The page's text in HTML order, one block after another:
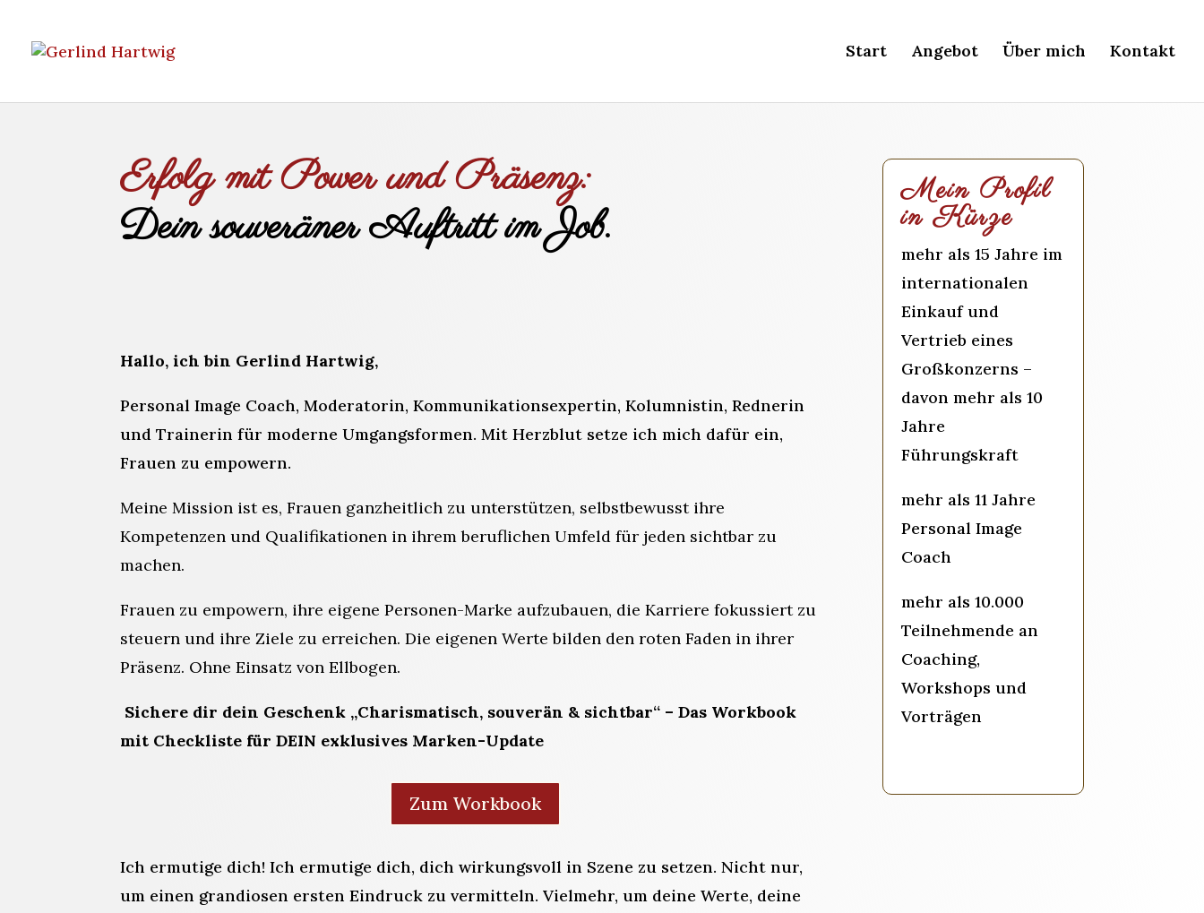
Start Angebot Über mich Kontakt
Erfolg mit Power und Präsenz:
Dein souveräner Auftritt im Job.
Hallo, ich bin Gerlind Hartwig,
Personal Image Coach, Moderatorin, Kommunikationsexpertin, Kolumnistin, Rednerin
und Trainerin für moderne Umgangsformen. Mit Herzblut setze ich mich dafür ein,
Frauen zu empowern.
Meine Mission ist es, Frauen ganzheitlich zu unterstützen, selbstbewusst ihre
Kompetenzen und Qualifikationen in ihrem beruflichen Umfeld für jeden sichtbar zu
machen.
Frauen zu empowern, ihre eigene Personen-Marke aufzubauen, die Karriere fokussiert zu
steuern und ihre Ziele zu erreichen. Die eigenen Werte bilden den roten Faden in ihrer
Präsenz. Ohne Einsatz von Ellbogen.
Sichere dir dein Geschenk „Charismatisch, souverän & sichtbar“ – Das Workbook
mit Checkliste für DEIN exklusives Marken-Update
Zum Workbook
Ich ermutige dich! Ich ermutige dich, dich wirkungsvoll in Szene zu setzen. Nicht nur,
um einen grandiosen ersten Eindruck zu vermitteln. Vielmehr, um deine Werte, deine
Mein Profil
in Kürze
mehr als 15 Jahre im
internationalen
Einkauf und
Vertrieb eines
Großkonzerns –
davon mehr als 10
Jahre
Führungskraft
mehr als 11 Jahre
Personal Image
Coach
mehr als 10.000
Teilnehmende an
Coaching,
Workshops und
Vorträgen